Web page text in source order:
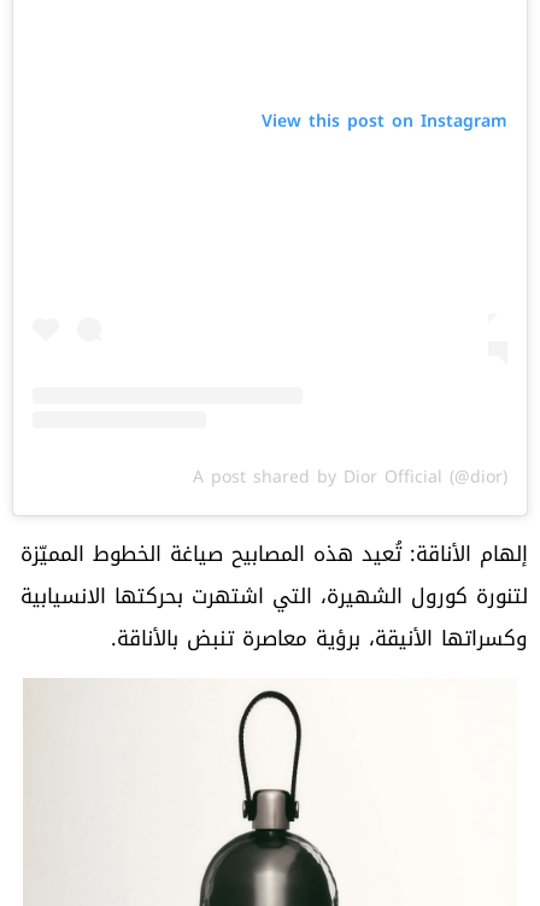
View this post on Instagram
A post shared by Dior Official (@dior)
إلهام الأناقة: تُعيد هذه المصابيح صياغة الخطوط المميّزة
لتنورة كورول الشهيرة، التي اشتهرت بحركتها الانسيابية
وكسراتها الأنيقة، برؤية معاصرة تنبض بالأناقة.